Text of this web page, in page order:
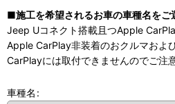
■施工を希望されるお車の車種名をご
Jeep Uコネクト搭載且つApple
Apple CarPlay非装着のおクルマおよ
CarPlayには取付できませんのでご注
車種名 :